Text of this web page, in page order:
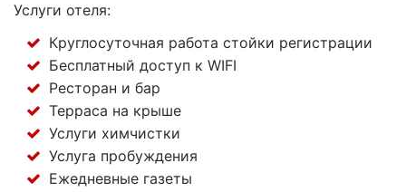
Услуги отеля:
Круглосуточная работа стойки регистрации
Бесплатный доступ к WIFI
Ресторан и бар
Терраса на крыше
Услуги химчистки
Услуга пробуждения
Ежедневные газеты